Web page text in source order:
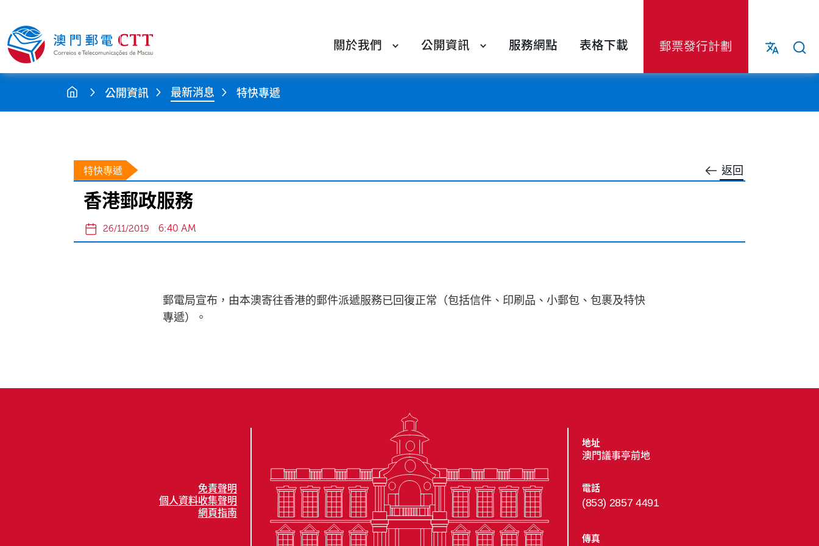
關於我們 公開資訊 服務網點 表格下載 郵票發行計劃
公開資訊 最新消息 特快專遞
返回
特快專遞
香港郵政服務
26/11/2019 6:40 AM
郵電局宣布，由本澳寄往香港的郵件派遞服務已回復正常（包括信件、印刷品、小郵包、包裹及特快
專遞）。
免責聲明
個人資料收集聲明
網頁指南
地址
澳門議事亭前地
電話
(853) 2857 4491
傳真